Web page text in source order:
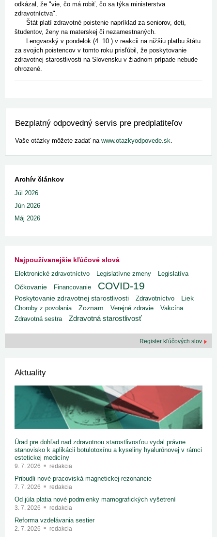
odkázal, že "vie, čo má robiť, čo sa týka ministerstva
zdravotníctva".
Štát platí zdravotné poistenie napríklad za seniorov, deti,
študentov, ženy na materskej či nezamestnaných.
Lengvarský v pondelok (4. 10.) v reakcii na nižšiu platbu štátu
za svojich poistencov v tomto roku prisľúbil, že poskytovanie
zdravotnej starostlivosti na Slovensku v žiadnom prípade nebude
ohrozené.
Bezplatný odpovedný servis pre predplatiteľov
Vaše otázky môžete zadať na www.otazkyodpovede.sk.
Archív článkov
Júl 2026
Jún 2026
Máj 2026
Najpoužívanejšie kľúčové slová
Elektronické zdravotníctvo Legislatívne zmeny
Legislatíva
Očkovanie
Financovanie COVID-19
Poskytovanie zdravotnej starostlivosti Zdravotníctvo Liek
Choroby z povolania Zoznam Verejné zdravie
Vakcína
Zdravotná sestra
Zdravotná starostlivosť
Register kľúčových slov
Aktuality
Úrad pre dohľad nad zdravotnou starostlivosťou vydal právne
stanovisko k aplikácii botulotoxínu a kyseliny hyalurónovej v rámci
estetickej medicíny
9. 7. 2026 redakcia
Pribudli nové pracoviská magnetickej rezonancie
7. 7. 2026 redakcia
Od júla platia nové podmienky mamografických vyšetrení
3. 7. 2026 redakcia
Reforma vzdelávania sestier
2. 7. 2026 redakcia